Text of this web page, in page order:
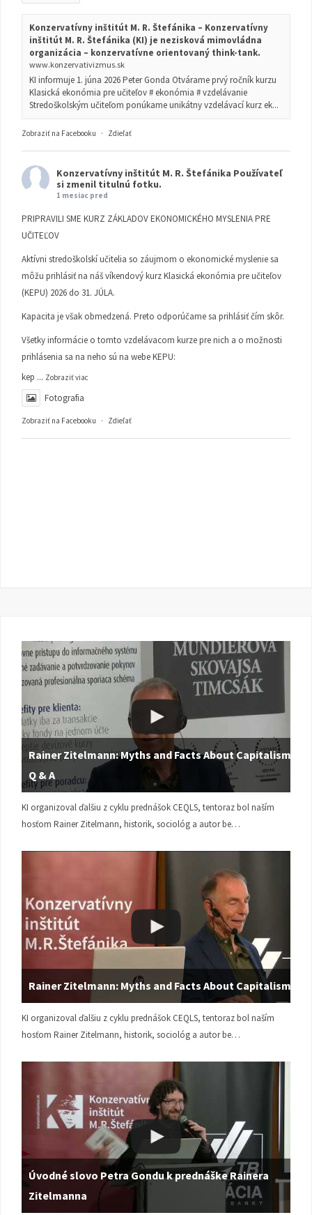
Konzervatívny inštitút M. R. Štefánika – Konzervatívny
inštitút M. R. Štefánika (KI) je nezisková mimovládna
organizácia – konzervatívne orientovaný think-tank.
www.konzervativizmus.sk
KI informuje 1. júna 2026 Peter Gonda Otvárame prvý ročník kurzu
Klasická ekonómia pre učiteľov # ekonómia # vzdelávanie
Stredoškolským učiteľom ponúkame unikátny vzdelávací kurz ek...
Zobraziť na Facebooku · Zdieľať
Konzervatívny inštitút M. R. Štefánika Používateľ
si zmenil titulnú fotku.
1 mesiac pred
PRIPRAVILI SME KURZ ZÁKLADOV EKONOMICKÉHO MYSLENIA PRE
UČITEĽOV
Aktívni stredoškolskí učitelia so záujmom o ekonomické myslenie sa
môžu prihlásiť na náš víkendový kurz Klasická ekonómia pre učiteľov
(KEPU) 2026 do 31. JÚLA.
Kapacita je však obmedzená. Preto odporúčame sa prihlásiť čím skôr.
Všetky informácie o tomto vzdelávacom kurze pre nich a o možnosti
prihlásenia sa na neho sú na webe KEPU:
kep ... Zobraziť viac
Fotografia
Zobraziť na Facebooku · Zdieľať
Rainer Zitelmann: Myths and Facts About Capitalism |
Q & A
KI organizoval ďalšiu z cyklu prednášok CEQLS, tentoraz bol naším
hosťom Rainer Zitelmann, historik, sociológ a autor be…
Rainer Zitelmann: Myths and Facts About Capitalism
KI organizoval ďalšiu z cyklu prednášok CEQLS, tentoraz bol naším
hosťom Rainer Zitelmann, historik, sociológ a autor be…
Úvodné slovo Petra Gondu k prednáške Rainera
Zitelmanna